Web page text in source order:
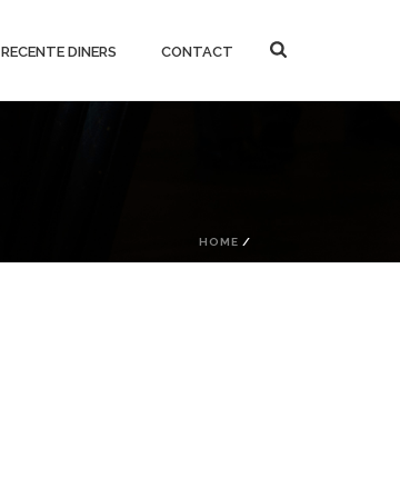
RECENTE DINERS CONTACT
HOME /